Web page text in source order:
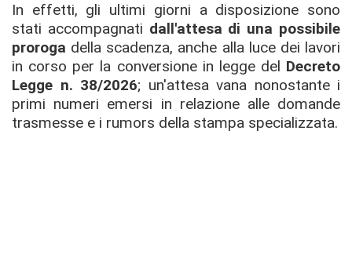
In effetti, gli ultimi giorni a disposizione sono
stati accompagnati dall'attesa di una possibile
proroga della scadenza, anche alla luce dei lavori
in corso per la conversione in legge del Decreto
Legge n. 38/2026; un'attesa vana nonostante i
primi numeri emersi in relazione alle domande
trasmesse e i rumors della stampa specializzata.